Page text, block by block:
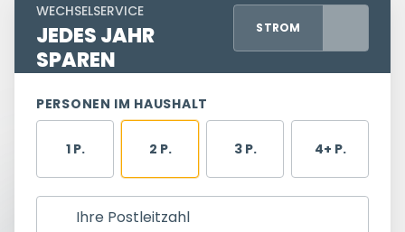
WECHSELSERVICE
JEDES JAHR
SPAREN
STROM
PERSONEN IM HAUSHALT
1 P. 2 P. 3 P. 4+ P.
Ihre Postleitzahl